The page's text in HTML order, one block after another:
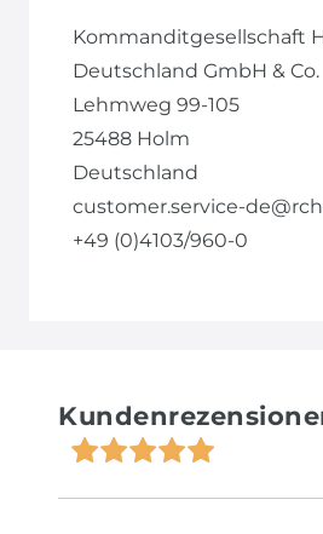
Kommanditgesellschaft
Deutschland GmbH & Co.
Lehmweg 99-105
25488 Holm
Deutschland
customer.service-
+49 (0)4103/960-0